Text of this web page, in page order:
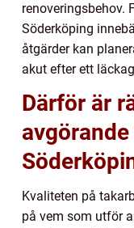
renoveringsbehov.
Söderköping
åtgärder kan
akut efter ett
Därför är
Kvaliteten på
på vem som utför